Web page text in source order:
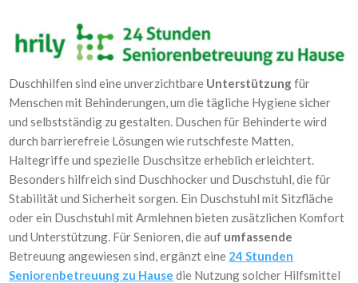
Duschhilfen sind eine unverzichtbare Unterstützungfür
Menschen mit Behinderungen, um die tägliche Hygiene sicher
und selbstständig zu gestalten. Duschen für Behinderte wird
durch barrierefreie Lösungen wie rutschfeste Matten,
Haltegriffe und spezielle Duschsitze erheblich erleichtert.
Besonders hilfreich sind Duschhocker und Duschstuhl, die für
Stabilität und Sicherheit sorgen. Ein Duschstuhl mit Sitzfläche
oder ein Duschstuhl mit Armlehnen bieten zusätzlichen Komfort
und Unterstützung. Für Senioren, die auf umfassende
Betreuung angewiesen sind, ergänzt eine 24 Stunden
Seniorenbetreuung zu Hause die Nutzung solcher Hilfsmittel